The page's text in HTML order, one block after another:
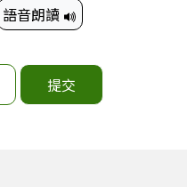
語音朗讀
提交